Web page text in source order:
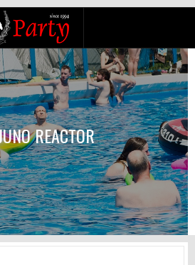
REACTOR